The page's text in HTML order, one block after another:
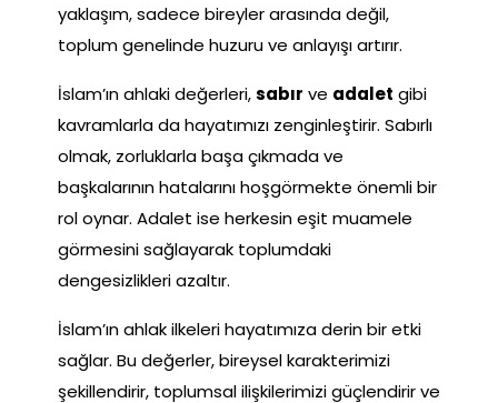
yaklaşım, sadece bireyler arasında değil,
toplum genelinde huzuru ve anlayışı artırır.
İslam’ın ahlaki değerleri,sabır ve adalet gibi
kavramlarla da hayatımızı zenginleştirir. Sabırlı
olmak, zorluklarla başa çıkmada ve
başkalarının hatalarını hoşgörmekte önemli bir
rol oynar. Adalet ise herkesin eşit muamele
görmesini sağlayarak toplumdaki
dengesizlikleri azaltır.
İslam’ın ahlak ilkeleri hayatımıza derin bir etki
sağlar. Bu değerler, bireysel karakterimizi
şekillendirir, toplumsal ilişkilerimizi güçlendirir ve